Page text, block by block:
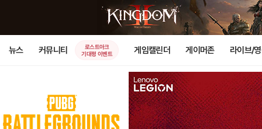
뉴스 커뮤니티
로스트아크
기대평 이벤트
게임캘린더 게이머존 라이브/